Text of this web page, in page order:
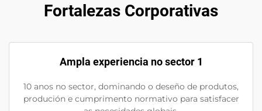
Fortalezas Corporativas
Ampla experiencia no sector 1
10 anos no sector, dominando o deseño de produtos,
produción e cumprimento normativo para satisfacer